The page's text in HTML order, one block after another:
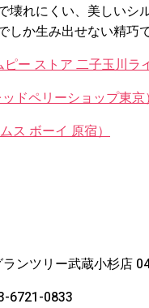
壊れにくい、美しいシ
か生み出せない精巧
ー ストア 二子玉川ラ
ドペリーショップ東京）
ス ボーイ 原宿）
ンツリー武蔵小杉店
6721-0833